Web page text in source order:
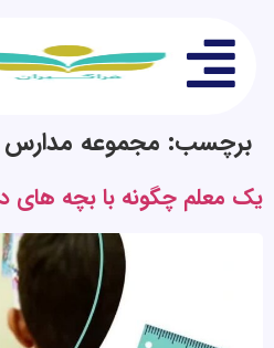
برچسب: مجموعه مدارس
یک معلم چگونه با بچه های